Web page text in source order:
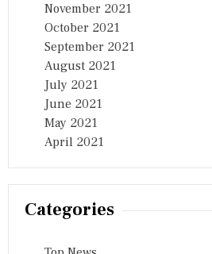
November 2021
October 2021
September 2021
August 2021
July 2021
June 2021
May 2021
April 2021
Categories